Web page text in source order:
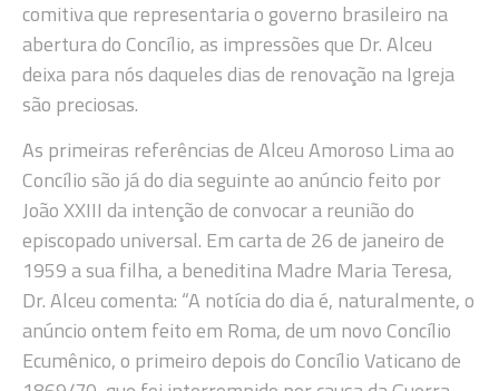
comitiva que representaria o governo brasileiro na
abertura do Concílio, as impressões que Dr. Alceu
deixa para nós daqueles dias de renovação na Igreja
são preciosas.
As primeiras referências de Alceu Amoroso Lima ao
Concílio são já do dia seguinte ao anúncio feito por
João XXIII da intenção de convocar a reunião do
episcopado universal. Em carta de 26 de janeiro de
1959 a sua filha, a beneditina Madre Maria Teresa,
Dr. Alceu comenta: “A notícia do dia é, naturalmente, o
anúncio ontem feito em Roma, de um novo Concílio
Ecumênico, o primeiro depois do Concílio Vaticano de